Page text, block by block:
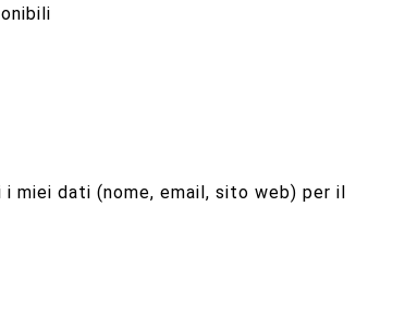
miei dati (nome, email, sito web) per il